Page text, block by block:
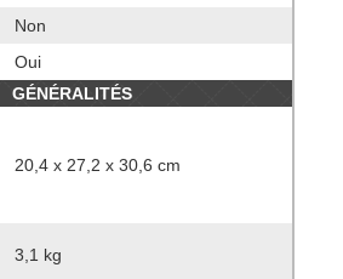
Non
Oui
GÉNÉRALITÉS
20,4 x 27,2 x 30,6 cm
3,1 kg